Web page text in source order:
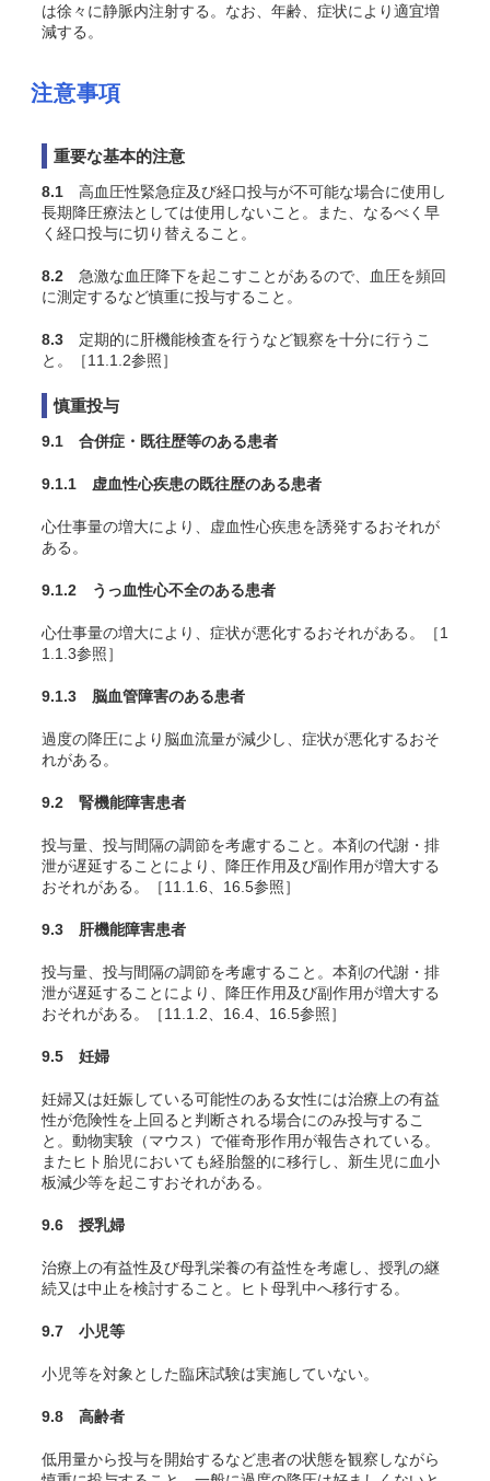
は徐々に静脈内注射する。なお、年齢、症状により適宜増
減する。
注意事項
重要な基本的注意
8.1 高血圧性緊急症及び経口投与が不可能な場合に使用し
長期降圧療法としては使用しないこと。また、なるべく早
く経口投与に切り替えること。
8.2 急激な血圧降下を起こすことがあるので、血圧を頻回
に測定するなど慎重に投与すること。
8.3 定期的に肝機能検査を行うなど観察を十分に行うこ
と。［11.1.2参照］
慎重投与
9.1 合併症・既往歴等のある患者
9.1.1 虚血性心疾患の既往歴のある患者
心仕事量の増大により、虚血性心疾患を誘発するおそれが
ある。
9.1.2 うっ血性心不全のある患者
心仕事量の増大により、症状が悪化するおそれがある。［1
1.1.3参照］
9.1.3 脳血管障害のある患者
過度の降圧により脳血流量が減少し、症状が悪化するおそ
れがある。
9.2 腎機能障害患者
投与量、投与間隔の調節を考慮すること。本剤の代謝・排
泄が遅延することにより、降圧作用及び副作用が増大する
おそれがある。［11.1.6、16.5参照］
9.3 肝機能障害患者
投与量、投与間隔の調節を考慮すること。本剤の代謝・排
泄が遅延することにより、降圧作用及び副作用が増大する
おそれがある。［11.1.2、16.4、16.5参照］
9.5 妊婦
妊婦又は妊娠している可能性のある女性には治療上の有益
性が危険性を上回ると判断される場合にのみ投与するこ
と。動物実験（マウス）で催奇形作用が報告されている。
またヒト胎児においても経胎盤的に移行し、新生児に血小
板減少等を起こすおそれがある 。
9.6 授乳婦
治療上の有益性及び母乳栄養の有益性を考慮し、授乳の継
続又は中止を検討すること。ヒト母乳中へ移行する 。
9.7 小児等
小児等を対象とした臨床試験は実施していない。
9.8 高齢者
低用量から投与を開始するなど患者の状態を観察しながら